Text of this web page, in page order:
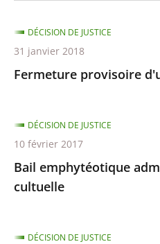
après
avant
Fermeture provisoire
DÉCISION DE JUSTICE
31 janvier 2018
Bail emphytéotique
cultuelle
DÉCISION DE JUSTICE
10 février 2017
DÉCISION DE JUSTICE